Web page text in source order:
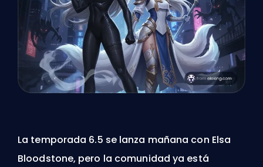
La temporada 6.5 se lanza mañana con Elsa
Bloodstone, pero la comunidad ya está